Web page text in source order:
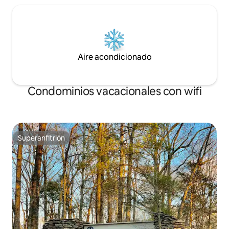
Aire acondicionado
Condominios vacacionales con wifi
Superanfitrión
Superanfitrión